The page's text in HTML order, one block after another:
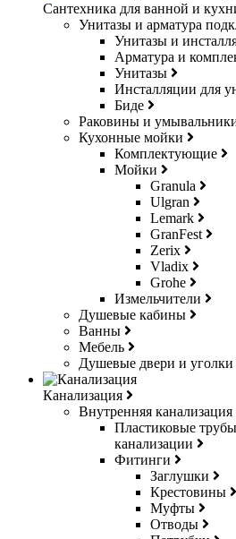
Сантехника для ванной и
Унитазы и арматура
Унитазы и
Арматура и
Унитазы
Инсталляции для
Биде
Раковины и
Кухонные мойки
Комплектующие
Мойки
Granula
Ulgran
Lemark
GranFest
Zerix
Vladix
Grohe
Измельчители
Душевые кабины
Ванны
Мебель
Душевые двери и уголки
Канализация
Внутренняя канализация
Пластиковые
канализации
Фитинги
Заглушки
Крестовины
Муфты
Отводы